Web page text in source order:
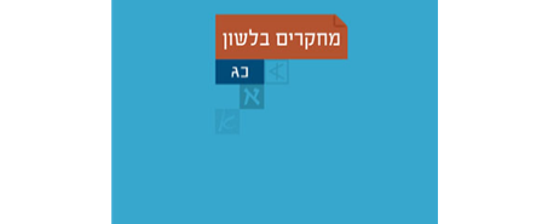
עדינה מושבי יעל רשף
דורית רביד